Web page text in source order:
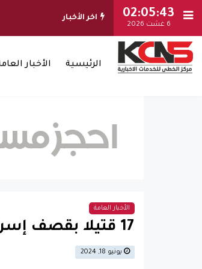
02:05:44
6 غشت 2026
اخر الأخبار
الرئيسية الأخبار
الأخبار العامة
17 قتيلا بقصف إسرائيلي على مخيم النصيرات وسط قطاع غزة
يونيو 18, 2024